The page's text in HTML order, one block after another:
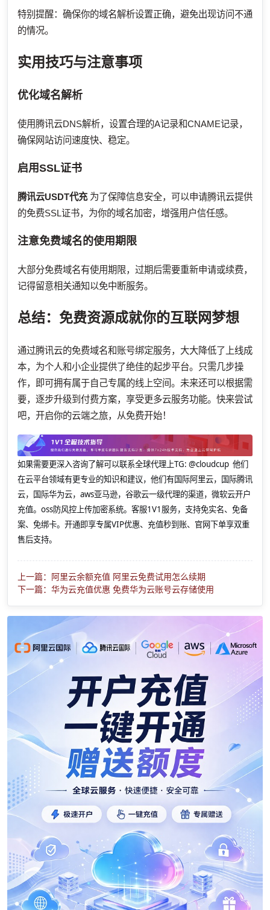
特别提醒：确保你的域名解析设置正确，避免出现访问不通
的情况。
实用技巧与注意事项
优化域名解析
使用腾讯云DNS解析，设置合理的A记录和CNAME记录，
确保网站访问速度快、稳定。
启用SSL证书
腾讯云USDT代充为了保障信息安全，可以申请腾讯云提供
的免费SSL证书，为你的域名加密，增强用户信任感。
注意免费域名的使用期限
大部分免费域名有使用期限，过期后需要重新申请或续费，
记得留意相关通知以免中断服务。
总结：免费资源成就你的互联网梦想
通过腾讯云的免费域名和账号绑定服务，大大降低了上线成
本，为个人和小企业提供了绝佳的起步平台。只需几步操
作，即可拥有属于自己专属的线上空间。未来还可以根据需
要，逐步升级到付费方案，享受更多云服务功能。快来尝试
吧，开启你的云端之旅，从免费开始！
如果需要更深入咨询了解可以联系全球代理上TG: @cloudcup 他们
在云平台领域有更专业的知识和建议，他们有国际阿里云，国际腾讯
云，国际华为云，aws亚马逊，谷歌云一级代理的渠道，微软云开户
充值。oss防风控上传加密系统。客服1V1服务，支持免实名、免备
案、免绑卡。开通即享专属VIP优惠、充值秒到账、官网下单享双重
售后支持。
上一篇：阿里云余额充值 阿里云免费试用怎么续期
下一篇：华为云充值优惠 免费华为云账号云存储使用